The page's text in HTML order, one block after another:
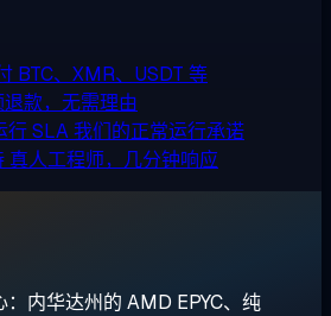
BTC、XMR、USDT 等
款，无需理由
行 SLA我们的正常运行承诺
真人工程师，几分钟响应
内华达州的 AMD EPYC、纯